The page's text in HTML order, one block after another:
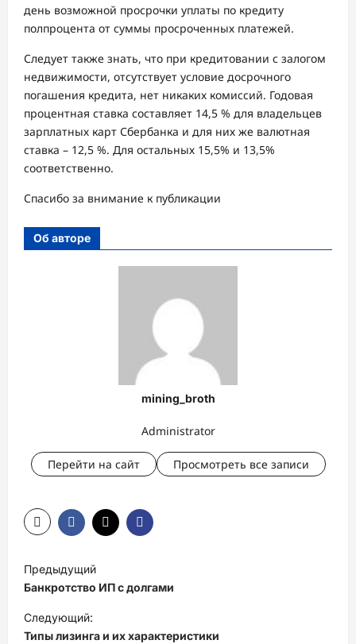
день возможной просрочки уплаты по кредиту
полпроцента от суммы просроченных платежей.
Следует также знать, что при кредитовании с залогом
недвижимости, отсутствует условие досрочного
погашения кредита, нет никаких комиссий. Годовая
процентная ставка составляет 14,5 % для владельцев
зарплатных карт Сбербанка и для них же валютная
ставка – 12,5 %. Для остальных 15,5% и 13,5%
соответственно.
Спасибо за внимание к публикации
Об авторе
mining_broth
Administrator
Перейти на сайт Просмотреть все записи
а
в
и
Предыдущий
Банкротство ИП с долгами
Следующий:
Типы лизинга и их характеристики